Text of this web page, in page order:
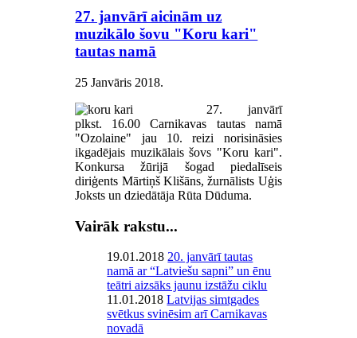
27. janvārī aicinām uz
muzikālo šovu "Koru kari"
tautas namā
25 Janvāris 2018.
27. janvārī
plkst. 16.00 Carnikavas tautas namā
"Ozolaine" jau 10. reizi norisināsies
ikgadējais muzikālais šovs "Koru kari".
Konkursa žūrijā šogad piedalīseis
diriģents Mārtiņš Klišāns, žurnālists Uģis
Joksts un dziedātāja Rūta Dūduma.
Vairāk rakstu...
19.01.2018 20. janvārī tautas
namā ar “Latviešu sapni” un ēnu
teātri aizsāks jaunu izstāžu ciklu
11.01.2018Latvijas simtgades
svētkus svinēsim arī Carnikavas
novadā